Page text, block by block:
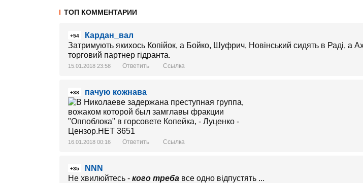
ТОП КОММЕНТАРИИ
+54
Кардан_вал
Затримують якихось Копійок, а Бойко, Шуфрич, Новінський сидять в Раді, а
торговий партнер гідранта.
15.01.2018 23:58 Ответить Ссылка
+38 пачую кожнава
16.01.2018 00:16 Ответить Ссылка
+35
NNN
Не хвилюйтесь - кого треба все одно відпустять ...